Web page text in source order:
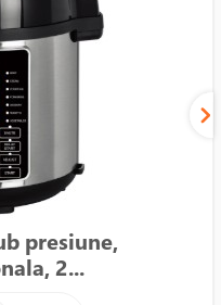
presiune,
2...